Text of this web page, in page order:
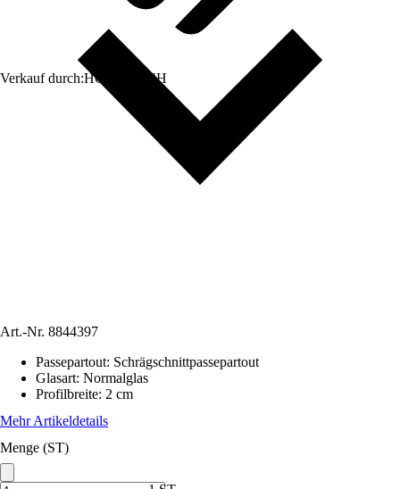
Verkauf durch:HORNBACH
Art.-Nr. 8844397
Passepartout: Schrägschnittpassepartout
Glasart: Normalglas
Profilbreite: 2 cm
Mehr Artikeldetails
Menge (ST)